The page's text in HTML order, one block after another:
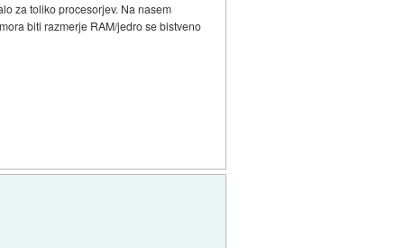
za toliko procesorjev. Na nasem
biti razmerje RAM/jedro se bistveno